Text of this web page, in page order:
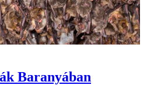
Baranyában